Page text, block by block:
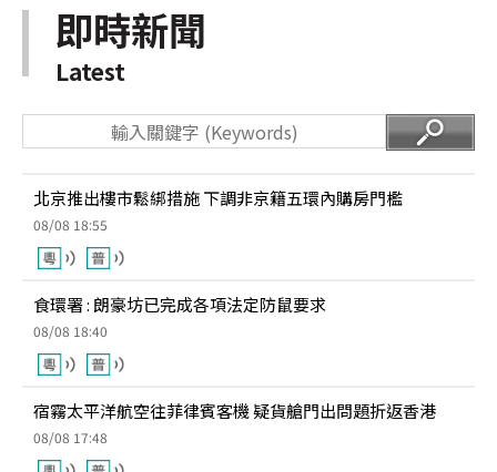
即時新聞
Latest
北京推出樓市鬆綁措施 下調非京籍五環內購房門檻
08/08 18:55
食環署 : 朗豪坊已完成各項法定防鼠要求
08/08 18:40
宿霧太平洋航空往菲律賓客機 疑貨艙門出問題折返香港
08/08 17:48